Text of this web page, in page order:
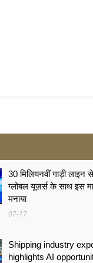
30 मिलियनवीं गाड़ी
ग्लोबल यूज़र्स के साथ इस
मनाया
07-17
Shipping industry
highlights AI